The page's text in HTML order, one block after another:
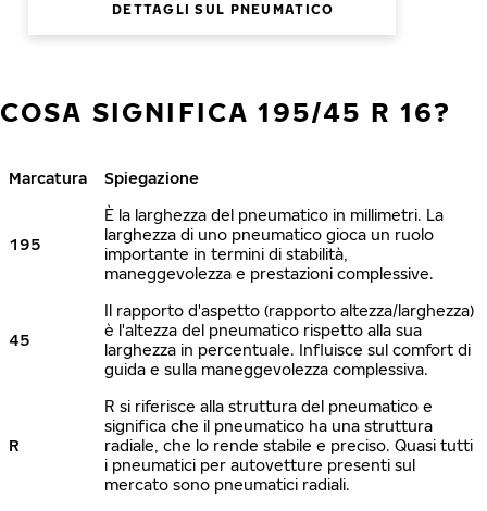
DETTAGLI SUL PNEUMATICO
COSA SIGNIFICA 195/45 R 16?
Marcatura Spiegazione
195
È la larghezza del pneumatico in millimetri. La
larghezza di uno pneumatico gioca un ruolo
importante in termini di stabilità,
maneggevolezza e prestazioni complessive.
45
Il rapporto d'aspetto (rapporto altezza/larghezza)
è l'altezza del pneumatico rispetto alla sua
larghezza in percentuale. Influisce sul comfort di
guida e sulla maneggevolezza complessiva.
R
R si riferisce alla struttura del pneumatico e
significa che il pneumatico ha una struttura
radiale, che lo rende stabile e preciso. Quasi tutti
i pneumatici per autovetture presenti sul
mercato sono pneumatici radiali.